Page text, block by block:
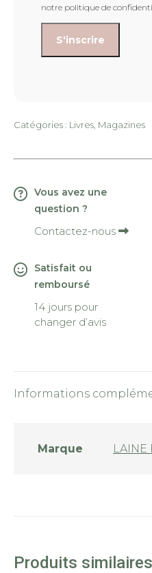
notre politique de
Catégories : Livres Magazines
Vous avez une
question ?
Contactez-nous
Satisfait ou
remboursé
14 jours pour
changer d’avis
Informations
Marque LAINE
Produits similaires